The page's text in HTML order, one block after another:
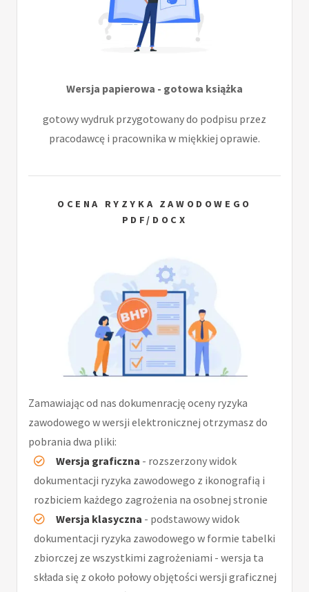
Wersja papierowa - gotowa książka
gotowy wydruk przygotowany do podpisu przez
pracodawcę i pracownika w miękkiej oprawie.
OCENA RYZYKA ZAWODOWEGO
PDF/DOCX
Zamawiając od nas dokumenrację oceny ryzyka
zawodowego w wersji elektronicznej otrzymasz do
pobrania dwa pliki:
Wersja graficzna - rozszerzony widok
dokumentacji ryzyka zawodowego z ikonografią i
rozbiciem każdego zagrożenia na osobnej stronie
Wersja klasyczna - podstawowy widok
dokumentacji ryzyka zawodowego w formie tabelki
zbiorczej ze wszystkimi zagrożeniami - wersja ta
składa się z około połowy objętości wersji graficznej